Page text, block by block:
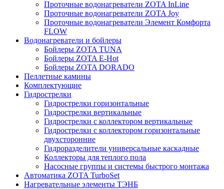
Проточные водонагреватели ZOTA InLine
Проточные водонагреватели ZOTA Joy
Проточные водонагреватели Элемент Комфорта
FLOW
Водонагреватели и бойлеры
Бойлеры ZOTA TUNA
Бойлеры ZOTA E-Hot
Бойлеры ZOTA DORADO
Пеллетные камины
Комплектующие
Гидрострелки
Гидрострелки горизонтальные
Гидрострелки вертикальные
Гидрострелки с коллектором вертикальные
Гидрострелки с коллектором горизонтальные
двухсторонние
Гидроразделители универсальные каскадные
Коллекторы для теплого пола
Насосные группы и системы быстрого монтажа
Автоматика ZOTA TurboSet
Нагревательные элементы ТЭНБ